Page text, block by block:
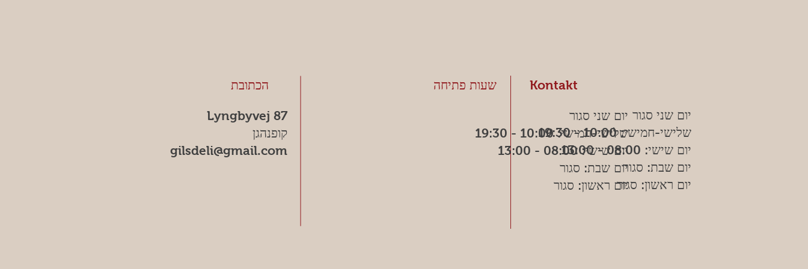
הכתובת שעות פתיחה Kontakt
Lyngbyvej 87
קופנהגן
gilsdeli@gmail.com
יום שני סגור
שלישי-חמישי: 10:00 - 19:30
יום שישי: 08:00 - 13:00
יום שבת: סגור
יום ראשון: סגור
יום שני סגור
שלישי-חמישי: 10:00 - 19:30
יום שישי: 08:00 - 13:00
יום שבת: סגור
יום ראשון: סגור